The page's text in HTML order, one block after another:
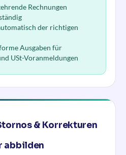
Rechnungen
der richtigen
Ausgaben für
USt-Voranmeldungen
& Korrekturen
abbilden